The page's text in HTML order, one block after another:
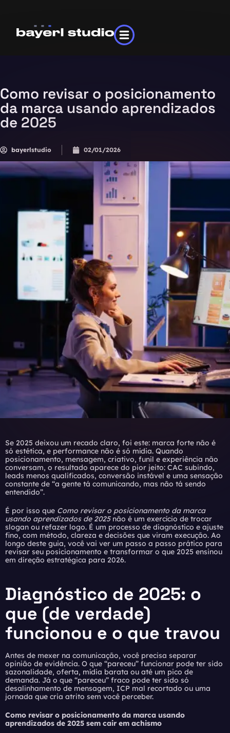
Como revisar o posicionamento
da marca usando aprendizados
de 2025
bayerlstudio 02/01/2026
Se 2025 deixou um recado claro, foi este: marca forte não é
só estética, e performance não é só mídia. Quando
posicionamento, mensagem, criativo, funil e experiência não
conversam, o resultado aparece do pior jeito: CAC subindo,
leads menos qualificados, conversão instável e uma sensação
constante de “a gente tá comunicando, mas não tá sendo
entendido”.
É por isso que Como revisar o posicionamento da marca
usando aprendizados de 2025não é um exercício de trocar
slogan ou refazer logo. É um processo de diagnóstico e ajuste
fino, com método, clareza e decisões que viram execução. Ao
longo deste guia, você vai ver um passo a passo prático para
revisar seu posicionamento e transformar o que 2025 ensinou
em direção estratégica para 2026.
Diagnóstico de 2025: o
que (de verdade)
funcionou e o que travou
Antes de mexer na comunicação, você precisa separar
opinião de evidência. O que “pareceu” funcionar pode ter sido
sazonalidade, oferta, mídia barata ou até um pico de
demanda. Já o que “pareceu” fraco pode ter sido só
desalinhamento de mensagem, ICP mal recortado ou uma
jornada que cria atrito sem você perceber.
Como revisar o posicionamento da marca usando
aprendizados de 2025 sem cair em achismo